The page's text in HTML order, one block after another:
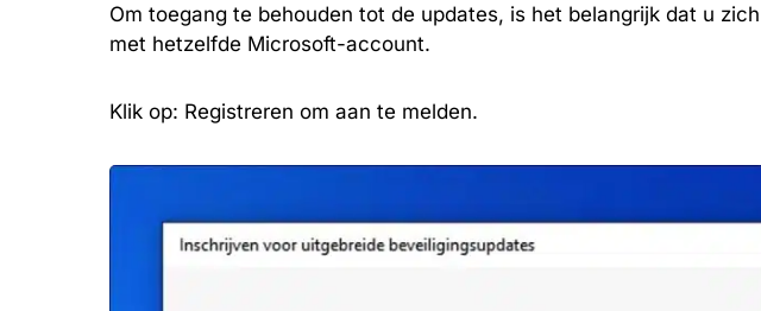
Om toegang te behouden tot de updates, is het belangrijk dat u
met hetzelfde Microsoft-account.
Klik op: Registreren om aan te melden.